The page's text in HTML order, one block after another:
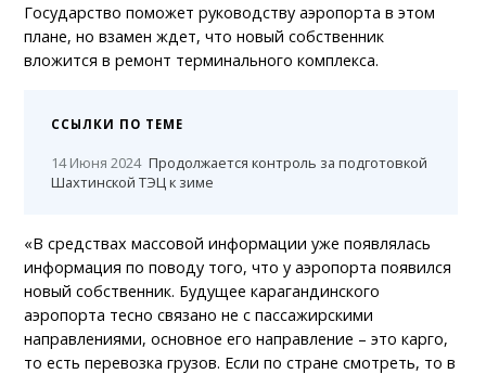
Государство поможет руководству аэропорта в этом
плане, но взамен ждет, что новый собственник
вложится в ремонт терминального комплекса.
ССЫЛКИ ПО ТЕМЕ
14 Июня 2024 Продолжается контроль за подготовкой
Шахтинской ТЭЦ к зиме
«В средствах массовой информации уже появлялась
информация по поводу того, что у аэропорта появился
новый собственник. Будущее карагандинского
аэропорта тесно связано не с пассажирскими
направлениями, основное его направление – это карго,
то есть перевозка грузов. Если по стране смотреть, то в